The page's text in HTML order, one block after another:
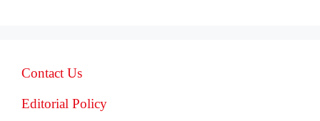
Contact Us
Editorial Policy